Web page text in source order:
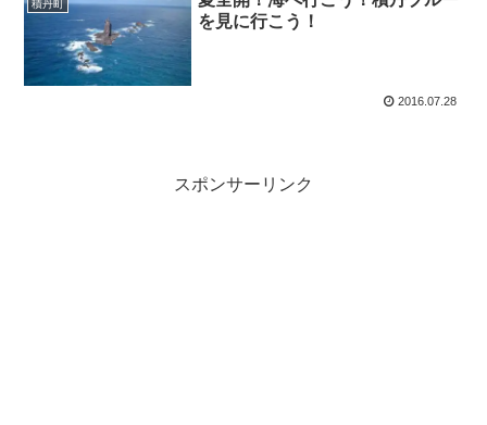
積丹町
を見に行こう！
2016.07.28
スポンサーリンク